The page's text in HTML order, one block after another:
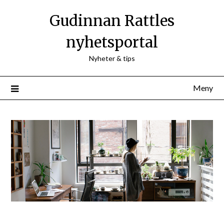
Gudinnan Rattles
nyhetsportal
Nyheter & tips
Meny